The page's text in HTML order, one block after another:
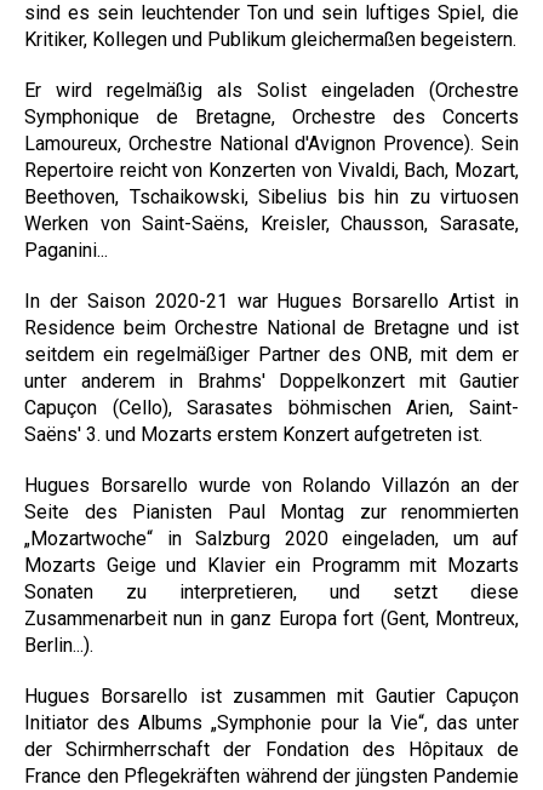
sind es sein leuchtender Ton und sein luftiges Spiel, die
Kritiker, Kollegen und Publikum gleichermaßen begeistern.
Er wird regelmäßig als Solist eingeladen (Orchestre
Symphonique de Bretagne, Orchestre des Concerts
Lamoureux, Orchestre National d'Avignon Provence). Sein
Repertoire reicht von Konzerten von Vivaldi, Bach, Mozart,
Beethoven, Tschaikowski, Sibelius bis hin zu virtuosen
Werken von Saint-Saëns, Kreisler, Chausson, Sarasate,
Paganini...
In der Saison 2020-21 war Hugues Borsarello Artist in
Residence beim Orchestre National de Bretagne und ist
seitdem ein regelmäßiger Partner des ONB, mit dem er
unter anderem in Brahms' Doppelkonzert mit Gautier
Capuçon (Cello), Sarasates böhmischen Arien, Saint-
Saëns' 3. und Mozarts erstem Konzert aufgetreten ist.
Hugues Borsarello wurde von Rolando Villazón an der
Seite des Pianisten Paul Montag zur renommierten
„Mozartwoche“ in Salzburg 2020 eingeladen, um auf
Mozarts Geige und Klavier ein Programm mit Mozarts
Sonaten zu interpretieren, und setzt diese
Zusammenarbeit nun in ganz Europa fort (Gent, Montreux,
Berlin...).
Hugues Borsarello ist zusammen mit Gautier Capuçon
Initiator des Albums „Symphonie pour la Vie“, das unter
der Schirmherrschaft der Fondation des Hôpitaux de
France den Pflegekräften während der jüngsten Pandemie